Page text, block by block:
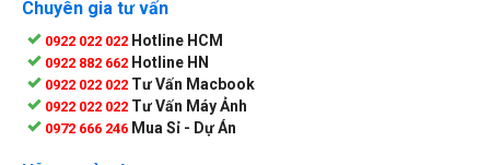
Chuyên gia tư vấn
0922 022 022 Hotline HCM
0922 882 662 Hotline HN
0922 022 022 Tư Vấn Macbook
0922 022 022 Tư Vấn Máy Ảnh
0972 666 246 Mua Sỉ - Dự Án